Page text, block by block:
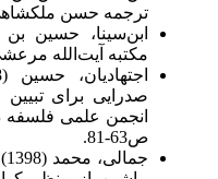
ترجمه حسن
ابن‌سینا، حسین بن
مکتبه آیت‌الله
صدرایی برای
انجمن علمی فلسفه
ص63-81.